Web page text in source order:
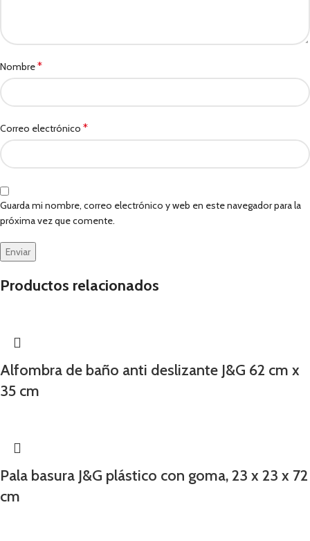
Nombre*
Correo electrónico *
Guarda mi nombre, correo electrónico y web en este navegador para la
próxima vez que comente.
Productos relacionados
Alfombra de baño anti deslizante J&G 62 cm x
35 cm
Pala basura J&G plástico con goma, 23 x 23 x 72
cm